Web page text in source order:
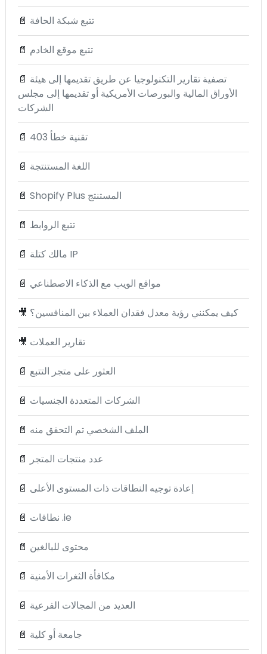
📄 تتبع شبكة الحافة
📄 تتبع موقع الخادم
📄 تصفية تقارير التكنولوجيا عن طريق تقديمها إلى هيئة
الأوراق المالية والبورصات الأمريكية أو تقديمها إلى مجلس
الشركات
📄 تقنية خطأ 403
📄 اللغة المستنتجة
📄 Shopify Plus المستنتج
📄 تتبع الروابط
📄 مالك كتلة IP
📄 مواقع الويب مع الذكاء الاصطناعي
🎥 كيف يمكنني رؤية معدل فقدان العملاء بين المنافسين؟
🎥 تقارير العملات
📄 العثور على متجر التتبع
📄 الشركات المتعددة الجنسيات
📄 الملف الشخصي تم التحقق منه
📄 عدد منتجات المتجر
📄 إعادة توجيه النطاقات ذات المستوى الأعلى
📄 نطاقات .ie
📄 محتوى للبالغين
📄 مكافأة الثغرات الأمنية
📄 العديد من المجالات الفرعية
📄 جامعة أو كلية